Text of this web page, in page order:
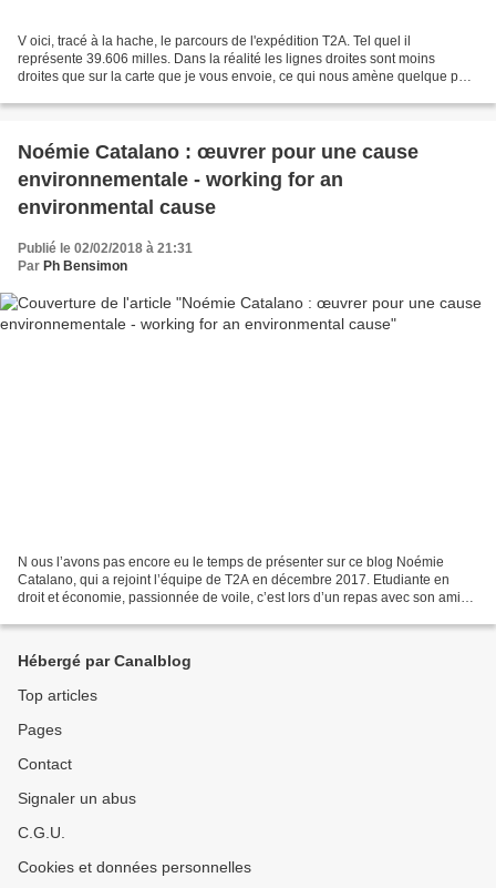
V oici, tracé à la hache, le parcours de l'expédition T2A. Tel quel il
représente 39.606 milles. Dans la réalité les lignes droites sont moins
droites que sur la carte que je vous envoie, ce qui nous amène quelque part
Noémie Catalano : œuvrer pour une cause
environnementale - working for an
environmental cause
Publié le 02/02/2018 à 21:31
Par Ph Bensimon
N ous l’avons pas encore eu le temps de présenter sur ce blog Noémie
Catalano, qui a rejoint l’équipe de T2A en décembre 2017. Etudiante en
droit et économie, passionnée de voile, c’est lors d’un repas avec son amie
Hébergé par Canalblog
Top articles
Pages
Contact
Signaler un abus
C.G.U.
Cookies et données personnelles